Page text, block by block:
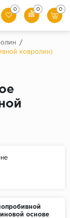
Назад
Krontex
0 0 0
/
ковролин)
основе